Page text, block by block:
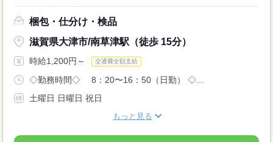
梱包・仕分け・検品
滋賀県大津市/南草津駅（徒歩 15分）
時給1,200円～ 交通費全額支給
◇勤務時間◇ 8：20〜16：50（日勤） ◇...
土曜日 日曜日 祝日
もっと見る